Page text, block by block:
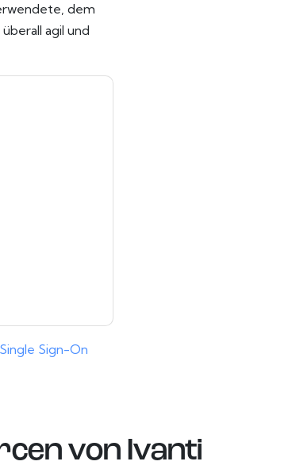
dem
agil und
Single Sign-On
von Ivanti